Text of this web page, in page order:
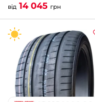
від 14 045 грн